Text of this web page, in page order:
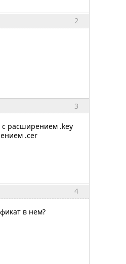
2
3
с расширением .key
.cer
4
в нем?